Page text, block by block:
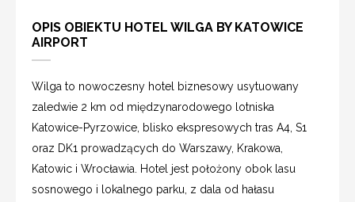
OPIS OBIEKTU HOTEL WILGA BY KATOWICE
AIRPORT
Wilga to nowoczesny hotel biznesowy usytuowany
zaledwie 2 km od międzynarodowego lotniska
Katowice-Pyrzowice, blisko ekspresowych tras A4, S1
oraz DK1 prowadzących do Warszawy, Krakowa,
Katowic i Wrocławia. Hotel jest położony obok lasu
sosnowego i lokalnego parku, z dala od hałasu